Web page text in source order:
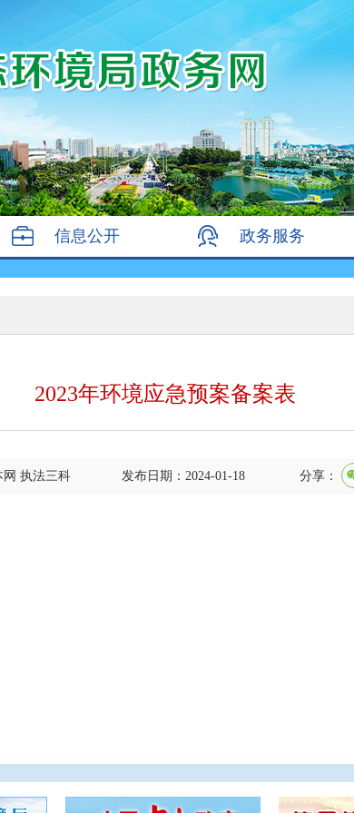
信息公开 政务服务
2023年环境应急预案备案表
网 执法三科 发布日期：2024-01-18 分享：